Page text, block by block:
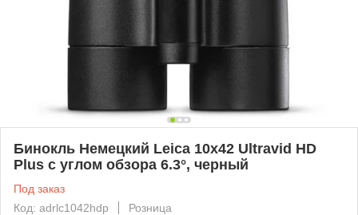
Бинокль Немецкий Leica 10x42 Ultravid HD
Plus с углом обзора 6.3°, черный
Под заказ
Код: adrlc1042hdp
Розница